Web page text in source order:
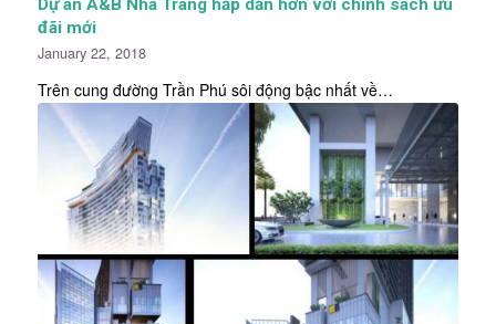
Dự án A&B Nha Trang hấp dẫn hơn với chính sách ưu
đãi mới
January 22, 2018
Trên cung đường Trần Phú sôi động bậc nhất về…